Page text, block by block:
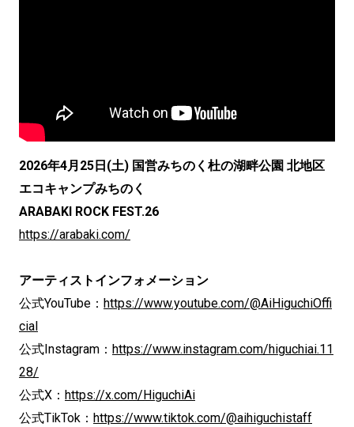
2026年4月25日(土) 国営みちのく杜の湖畔公園 北地区
エコキャンプみちのく
ARABAKI ROCK FEST.26
https://arabaki.com/
アーティストインフォメーション
公式YouTube： https://www.youtube.com/@AiHiguchiOffi
cial
公式Instagram： https://www.instagram.com/higuchiai.11
28/
公式X： https://x.com/HiguchiAi
公式TikTok： https://www.tiktok.com/@aihiguchistaff